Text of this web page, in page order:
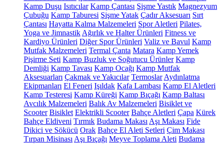
Kamp Duşu Isıtıcılar Kamp Çantası Şişme Yastık Magnezyum
Çubuğu Kamp Taburesi Şişme Yatak Çadır Aksesuarı Sırt
Çantası Hayatta Kalma Malzemeleri Spor Aletleri Pilates,
Yoga ve Jimnastik Ağırlık ve Halter Ürünleri Fitness ve
Kardiyo Ürünleri Diğer Spor Ürünleri Valiz ve Bavul Kamp
Mutfak Malzemeleri Termal Çanta Matara Kamp Yemek
Pişirme Seti Kamp Buzluk ve Soğutucu Ürünler Kamp
Demliği Kamp Tavası Kamp Ocağı Kamp Mutfak
Aksesuarları Çakmak ve Yakıcılar Termoslar Aydınlatma
Ekipmanları El Feneri Işıldak Kafa Lambası Kamp El Aletleri
Kamp Testeresi Kamp Küreği Kamp Bıçağı Kamp Baltası
Avcılık Malzemeleri Balık Av Malzemeleri Bisiklet ve
Scooter Bisiklet Elektrikli Scooter Bahçe Aletleri Çapa Kürek
Bahçe Eldiveni Tırmık Budama Makası Aşı Makası Fide
Dikici ve Sökücü Orak Bahçe El Aleti Setleri Çim Makası
Tırpan Misinası Aşı Bıçağı Meyve Toplama Aleti Budama